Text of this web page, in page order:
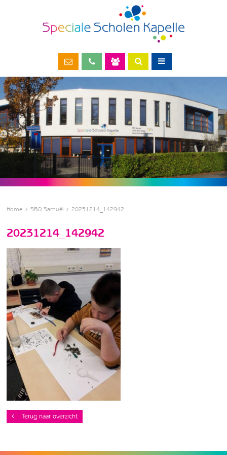
Home SBO Samuël 20231214_142942
20231214_142942
Terug naar overzicht